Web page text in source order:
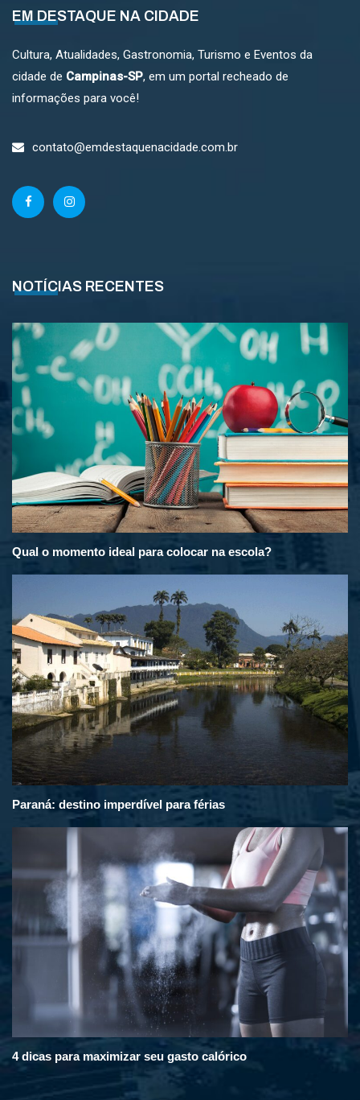
EM DESTAQUE NA CIDADE
Cultura, Atualidades, Gastronomia, Turismo e Eventos da
cidade de Campinas-SP, em um portal recheado de
informações para você!
contato@emdestaquenacidade.com.br
NOTÍCIAS RECENTES
Qual o momento ideal para colocar na escola?
Paraná: destino imperdível para férias
4 dicas para maximizar seu gasto calórico